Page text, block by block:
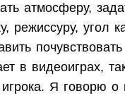
атмосферу,
режиссуру, угол
в видеоиграх,
Я говорю о